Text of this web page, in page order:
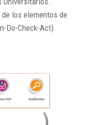
los elementos de
Do-Check-Act).